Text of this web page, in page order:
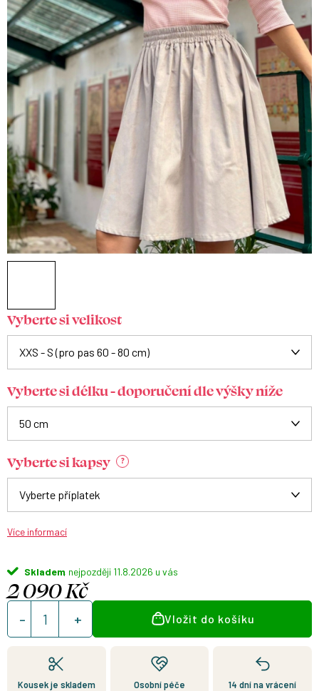
Vyberte si velikost
Vyberte si délku - doporučení dle výšky níže
Vyberte si kapsy ?
Více informací
Skladem 11.8.2026
2 090 Kč
Měrná
cena:
Vložit do košíku
Kousek je skladem Osobní péče 14 dní na vrácení